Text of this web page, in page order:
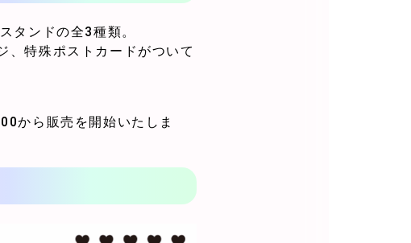
タンドの全3種類。
、特殊ポストカードがついて
から販売を開始いたしま